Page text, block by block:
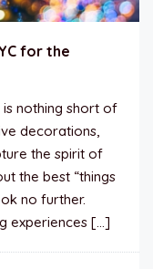
for the
is nothing short of
decorations,
the spirit of
the best “things
no further.
experiences […]